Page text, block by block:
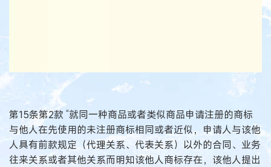
第15条第2款 “就同一种商品或者类似商品申请注册的商标
与他人在先使用的未注册商标相同或者近似，申请人与该他
人具有前款规定（代理关系、代表关系）以外的合同、业务
往来关系或者其他关系而明知该他人商标存在，该他人提出